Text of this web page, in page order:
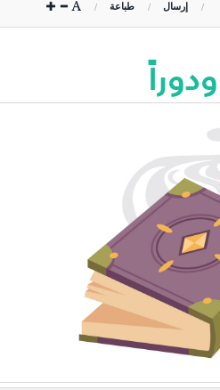
إرسال طباعة